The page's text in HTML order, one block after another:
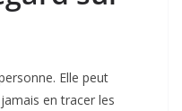
Elle peut
en tracer les